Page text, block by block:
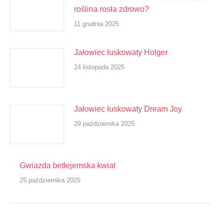
roślina rosła zdrowo?
11 grudnia 2025
Jałowiec łuskowaty Holger
24 listopada 2025
Jałowiec łuskowaty Dream Joy
29 października 2025
Gwiazda betlejemska kwiat
25 października 2025